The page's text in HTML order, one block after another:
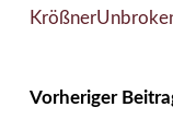
Krößner
Vorheriger